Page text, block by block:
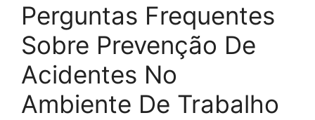
Perguntas Frequentes
Sobre Prevenção De
Acidentes No
Ambiente De Trabalho